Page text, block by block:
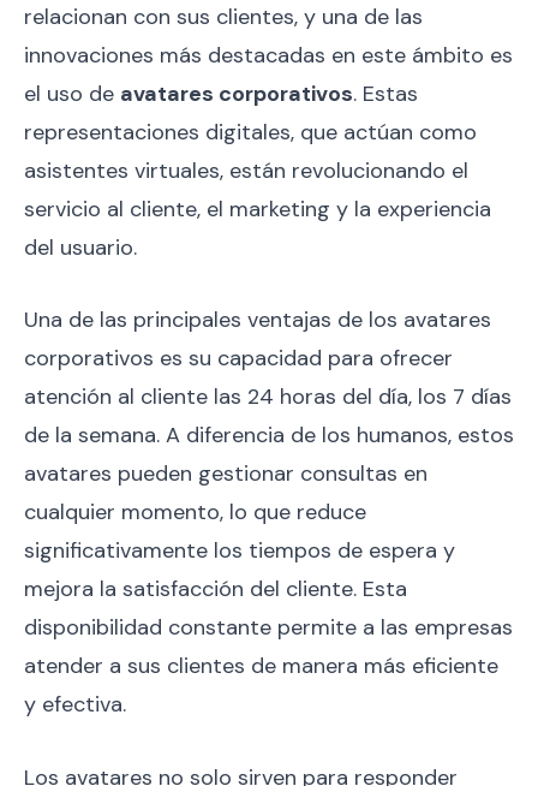
relacionan con sus clientes, y una de las
innovaciones más destacadas en este ámbito es
el uso de avatares corporativos. Estas
representaciones digitales, que actúan como
asistentes virtuales, están revolucionando el
servicio al cliente, el marketing y la experiencia
del usuario.
Una de las principales ventajas de los avatares
corporativos es su capacidad para ofrecer
atención al cliente las 24 horas del día, los 7 días
de la semana. A diferencia de los humanos, estos
avatares pueden gestionar consultas en
cualquier momento, lo que reduce
significativamente los tiempos de espera y
mejora la satisfacción del cliente. Esta
disponibilidad constante permite a las empresas
atender a sus clientes de manera más eficiente
y efectiva.
Los avatares no solo sirven para responder